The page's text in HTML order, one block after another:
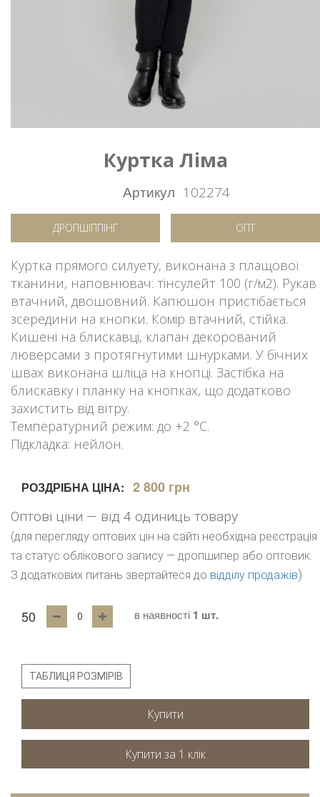
Куртка Ліма
Артикул 102274
ДРОПШІППІНГ ОПТ
Куртка прямого силуету, виконана з плащової
тканини, наповнювач: тінсулейт 100 (г/м2). Рукав
втачний, двошовний. Капюшон пристібається
зсередини на кнопки. Комір втачний, стійка.
Кишені на блискавці, клапан декорований
люверсами з протягнутими шнурками. У бічних
швах виконана шліца на кнопці. Застібка на
блискавку і планку на кнопках, що додатково
захистить від вітру.
Температурний режим: до +2 °C.
Підкладка: нейлон.
РОЗДРІБНА ЦІНА: 2 800 грн
Оптові ціни — від 4 одиниць товару
(для перегляду оптових цін на сайті необхідна реєстрація
та статус облікового запису — дропшипер або оптовик.
З додаткових питань звертайтеся до відділу продажів)
50 в наявності 1 шт.
ТАБЛИЦЯ РОЗМІРІВ
Купити